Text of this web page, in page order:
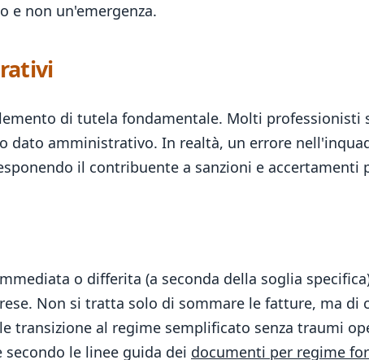
e non un'emergenza.
di tutela fondamentale. Molti professionisti
dato amministrativo. In realtà, un errore
il contribuente a sanzioni e accertamenti
o differita (a seconda della soglia
Non si tratta solo di sommare le fatture, ma di
transizione al regime semplificato senza traumi
le linee guida dei documenti per regime